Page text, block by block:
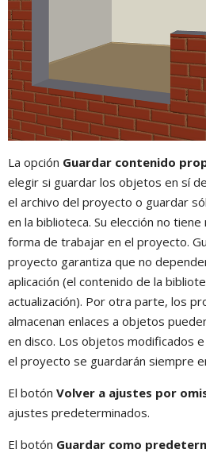
La opción Guardar contenido
elegir si guardar los objetos en sí
el archivo del proyecto o guardar
en la biblioteca. Su elección no
forma de trabajar en el proyecto.
proyecto garantiza que no
aplicación (el contenido de la
actualización). Por otra parte, los
almacenan enlaces a objetos
en disco. Los objetos modificados
el proyecto se guardarán siempre
El botón Volver a ajustes por
ajustes predeterminados.
El botón Guardar como